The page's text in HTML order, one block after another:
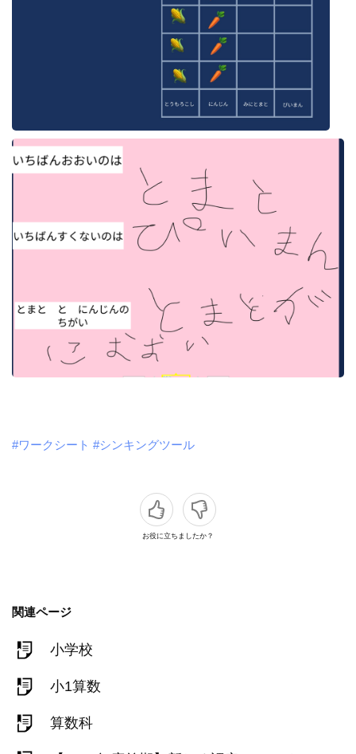
#ワークシート #シンキングツール
お役に立ちましたか？
関連ページ
小学校
小1算数
算数科